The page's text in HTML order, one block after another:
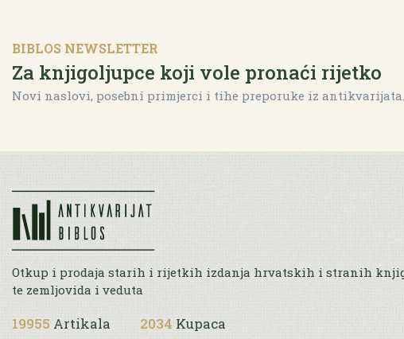
BIBLOS NEWSLETTER
Za knjigoljupce koji vole pronaći rijetko
Novi naslovi, posebni primjerci i tihe preporuke iz antikvarijata.
Otkup i prodaja starih i rijetkih izdanja hrvatskih i stranih
te zemljovida i veduta
19955 Artikala 2034 Kupaca